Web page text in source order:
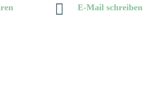
 E-Mail schreiben